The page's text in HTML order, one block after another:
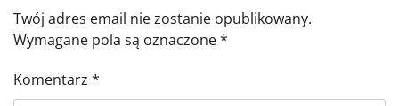
Twój adres email nie zostanie opublikowany.
Wymagane pola są oznaczone*
Komentarz *